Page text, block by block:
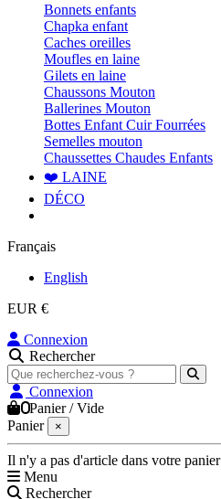
Bonnets enfants
Chapka enfant
Caches oreilles
Moufles en laine
Gilets en laine
Chaussons Mouton
Ballerines Mouton
Bottes Enfant Cuir Fourrées
Semelles mouton
Chaussettes Chaudes Enfants
❤️ LAINE
DÉCO
Français
English
EUR €
Connexion
Rechercher
Connexion
0Panier /Vide
Panier
×
Il n'y a pas d'article dans votre panier
Menu
Rechercher